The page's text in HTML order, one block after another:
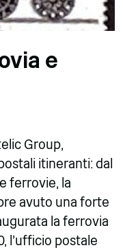
e
Group,
itineranti: dal
ferrovie, la
avuto una forte
la ferrovia
l'ufficio postale